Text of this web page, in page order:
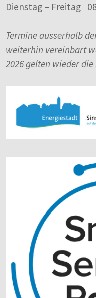
Dienstag – Freitag
Termine ausserhalb
weiterhin vereinbart
2026 gelten wieder